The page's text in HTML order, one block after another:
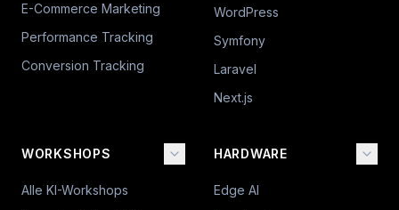
E-Commerce Marketing
Performance Tracking
Conversion Tracking
WordPress
Symfony
Laravel
Next.js
WORKSHOPS
Alle KI-Workshops
HARDWARE
Edge AI